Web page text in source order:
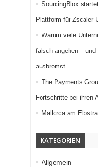
SourcingBlox
Plattform für Zscaler-
Warum viele
falsch angehen –
ausbremst
The Payments
Fortschritte bei ihren
Mallorca am
KATEGORIEN
Allgemein